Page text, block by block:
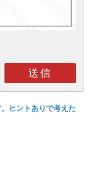
送信
ヒントありで考えた